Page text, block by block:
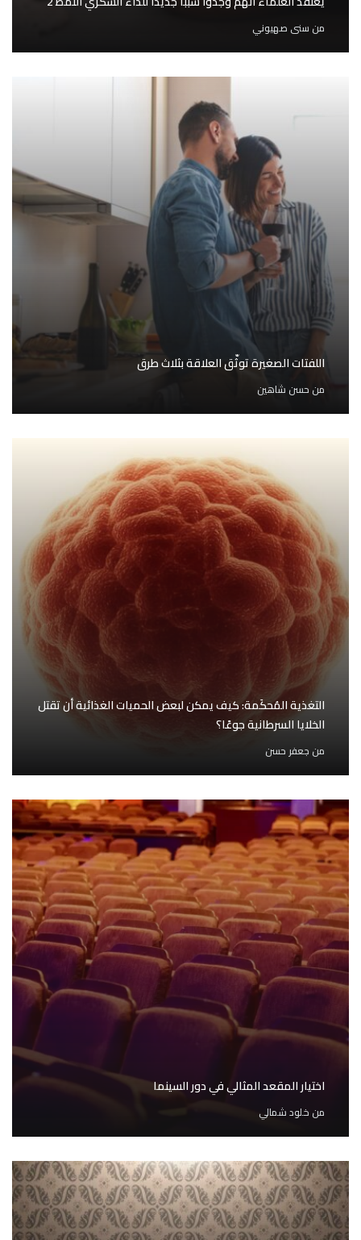
من سنى صهيوني
اللفتات الصغيرة توثّق العلاقة بثلاث طرق
من حسن شاهين
التغذية المُحكَمة: كيف يمكن لبعض الحميات الغذائية أن تقتل
الخلايا السرطانية جوعًا؟
من جعفر حسن
اختيار المقعد المثالي في دور السينما
من خلود شمالي